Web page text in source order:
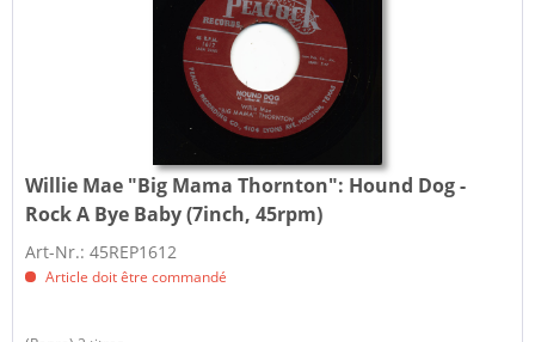
Willie Mae "Big Mama Thornton": Hound Dog -
Rock A Bye Baby (7inch, 45rpm)
Art-Nr.: 45REP1612
Article doit être commandé